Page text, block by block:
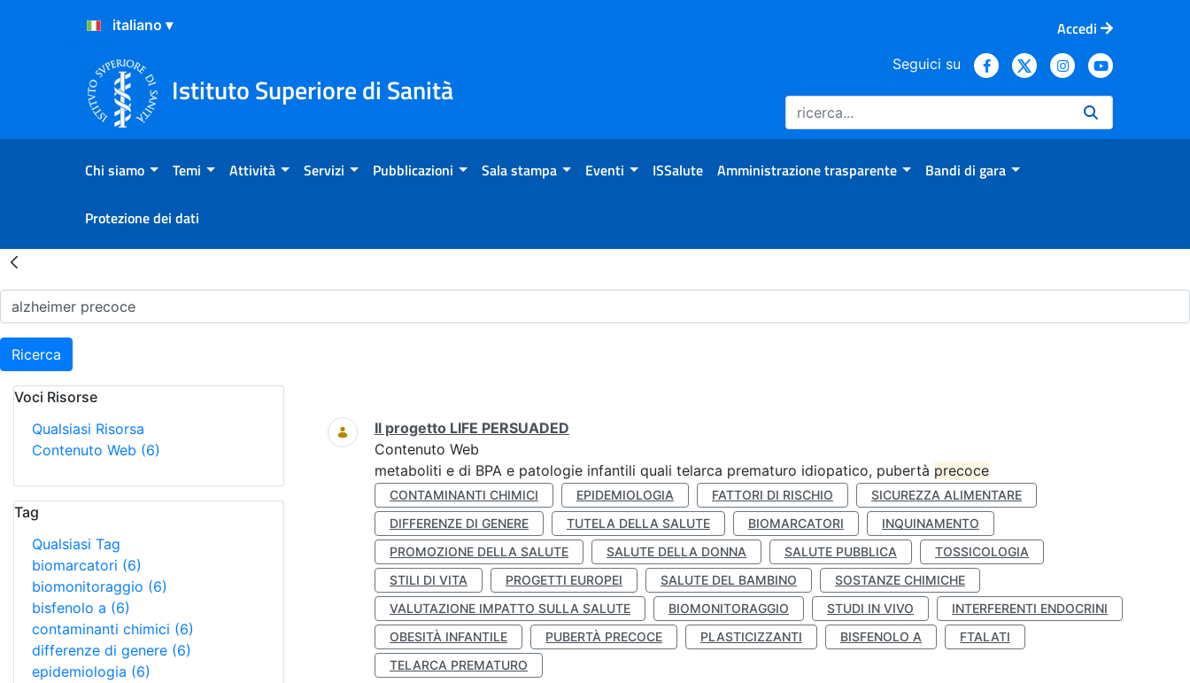
Salta al Contenuto
Salta al Footer
Accedi
Istituto Superiore di Sanità
Seguici su
Chi siamo Temi Attività Servizi Pubblicazioni Sala stampa Eventi ISSalute Amministrazione trasparente Bandi di gara
Protezione dei dati
Risultati della Ricerca - Home
Ricerca
Voci Risorse
Qualsiasi Risorsa
Contenuto Web (6)
Tag
Qualsiasi Tag
biomarcatori (6)
biomonitoraggio (6)
bisfenolo a (6)
contaminanti chimici (6)
differenze di genere (6)
epidemiologia (6)
Ricerca
Il progetto LIFE PERSUADED
Contenuto Web
metaboliti e di BPA e patologie infantili quali telarca prematuro idiopatico, pubertà precoce
CONTAMINANTI CHIMICI EPIDEMIOLOGIA FATTORI DI RISCHIO
SICUREZZA ALIMENTARE
DIFFERENZE DI GENERE
TUTELA DELLA SALUTE BIOMARCATORI
INQUINAMENTO
PROMOZIONE DELLA SALUTE
SALUTE DELLA DONNA SALUTE PUBBLICA
TOSSICOLOGIA
STILI DI VITA
PROGETTI EUROPEI SALUTE DEL BAMBINO
SOSTANZE CHIMICHE
VALUTAZIONE IMPATTO SULLA SALUTE
BIOMONITORAGGIO STUDI IN VIVO
INTERFERENTI ENDOCRINI
OBESITÀ INFANTILE
PUBERTÀ PRECOCE PLASTICIZZANTI BISFENOLO A
FTALATI
TELARCA PREMATURO